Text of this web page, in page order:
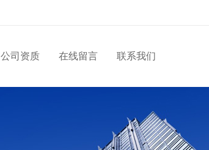
公司资质 在线留言 联系我们